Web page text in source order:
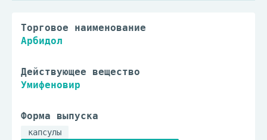
Торговое наименование
Арбидол
Действующее вещество
Умифеновир
Форма выпуска
капсулы